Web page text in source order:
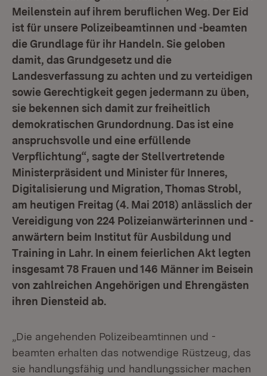
Meilenstein auf ihrem beruflichen Weg. Der Eid
ist für unsere Polizeibeamtinnen und -beamten
die Grundlage für ihr Handeln. Sie geloben
damit, das Grundgesetz und die
Landesverfassung zu achten und zu verteidigen
sowie Gerechtigkeit gegen jedermann zu üben,
sie bekennen sich damit zur freiheitlich
demokratischen Grundordnung. Das ist eine
anspruchsvolle und eine erfüllende
Verpflichtung“, sagte der Stellvertretende
Ministerpräsident und Minister für Inneres,
Digitalisierung und Migration, Thomas Strobl,
am heutigen Freitag (4. Mai 2018) anlässlich der
Vereidigung von 224 Polizeianwärterinnen und -
anwärtern beim Institut für Ausbildung und
Training in Lahr. In einem feierlichen Akt legten
insgesamt 78 Frauen und 146 Männer im Beisein
von zahlreichen Angehörigen und Ehrengästen
ihren Diensteid ab.
„Die angehenden Polizeibeamtinnen und -
beamten erhalten das notwendige Rüstzeug, das
sie handlungsfähig und handlungssicher machen